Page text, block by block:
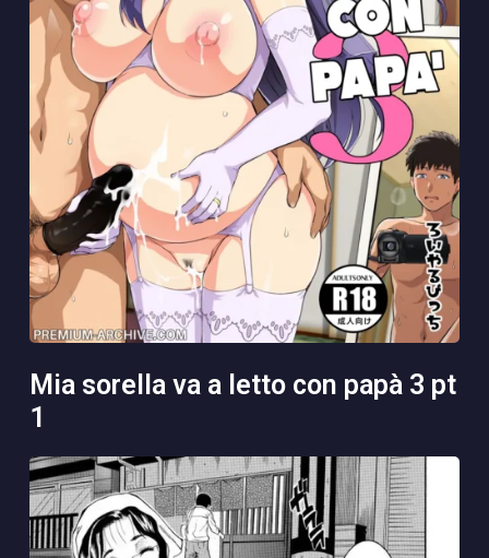
mia sorella va a letto con papà 3 pt
1